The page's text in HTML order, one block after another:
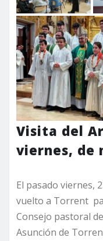
Visita del
viernes, de
El pasado viernes,
vuelto a Torrent
Consejo pastoral
Asunción de